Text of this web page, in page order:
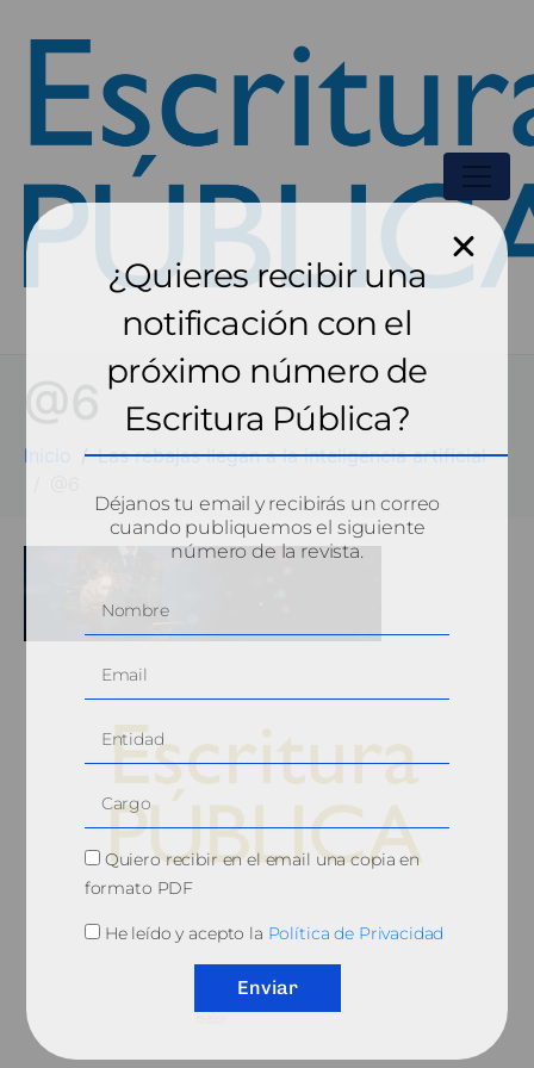
Inicio
Las rebajas llegan a la inteligencia artificial
© 2010, Consejo General del Notariado
¿Quieres recibir una
notificación con el
próximo número de
Escritura Pública?
Déjanos tu email y recibirás un correo
cuando publiquemos el siguiente
número de la revista.
Quiero recibir en el email una copia en
formato PDF
He leído y acepto la Política de Privacidad
Enviar